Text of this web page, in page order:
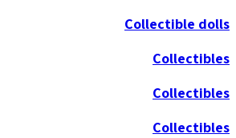
Collectible dolls
Collectibles
Collectibles
Collectibles